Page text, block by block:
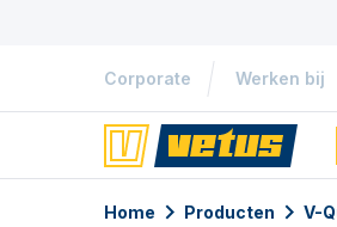
Corporate Werken bij
Home Producten V-